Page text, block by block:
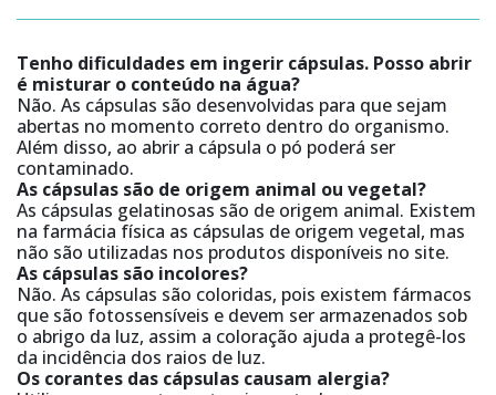
Tenho dificuldades em ingerir cápsulas. Posso abrir
é misturar o conteúdo na água?
Não. As cápsulas são desenvolvidas para que sejam
abertas no momento correto dentro do organismo.
Além disso, ao abrir a cápsula o pó poderá ser
contaminado.
As cápsulas são de origem animal ou vegetal?
As cápsulas gelatinosas são de origem animal. Existem
na farmácia física as cápsulas de origem vegetal, mas
não são utilizadas nos produtos disponíveis no site.
As cápsulas são incolores?
Não. As cápsulas são coloridas, pois existem fármacos
que são fotossensíveis e devem ser armazenados sob
o abrigo da luz, assim a coloração ajuda a protegê-los
da incidência dos raios de luz.
Os corantes das cápsulas causam alergia?